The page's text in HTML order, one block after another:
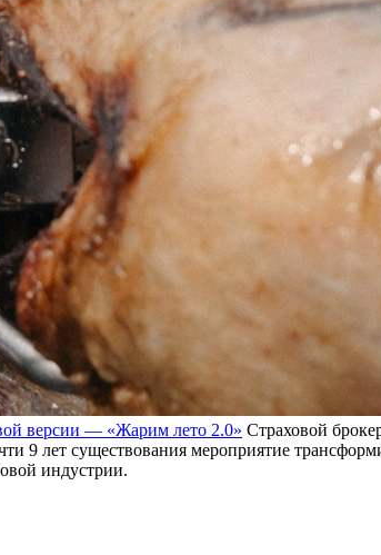
версии — «Жарим лето 2.0» Страховой
9 лет существования мероприятие
индустрии.